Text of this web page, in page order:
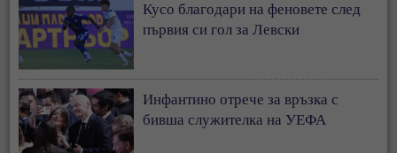
Кусо благодари на феновете след
първия си гол за Левски
Инфантино отрече за връзка с
бивша служителка на УЕФА